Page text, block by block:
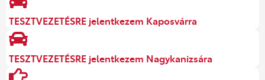
TESZTVEZETÉSRE jelentkezem Kaposvárra
TESZTVEZETÉSRE jelentkezem Nagykanizsára